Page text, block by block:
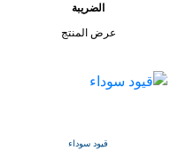
الضريبة
عرض المنتج
قيود سوداء